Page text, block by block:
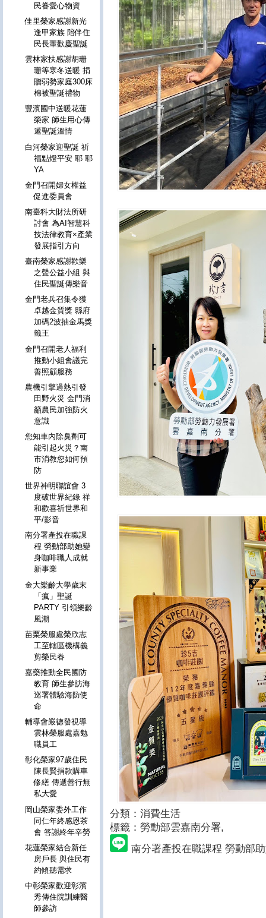
分類：消費生活
標籤：勞動部雲嘉南分署,
南分署產投在職課程 勞動部
民眷愛心物資
佳里榮家感謝新光
逢甲家族 陪伴住
民長輩歡慶聖誕
雲林家扶感謝胡珊
珊等寒冬送暖 捐
贈弱勢家庭300床
棉被聖誕禮物
豐濱國中送暖花蓮
榮家 師生用心傳
遞聖誕溫情
白河榮家迎聖誕 祈
福點燈平安 耶 耶
YA
金門召開婦女權益
促進委員會
南臺科大財法所研
討會 為AI智慧科
技法律教育×產業
發展指引方向
臺南榮家感謝歡樂
之聲公益小組 與
住民聖誕傳樂音
金門老兵召集令獲
卓越金質獎 縣府
加碼2波抽金馬獎
籤王
金門召開老人福利
推動小組會議完
善照顧服務
農機引擎過熱引發
田野火災 金門消
籲農民加強防火
意識
您知車內除臭劑可
能引起火災？南
市消教您如何預
防
世界神明聯誼會 3
度破世界紀錄 祥
和歡喜祈世界和
平/影音
南分署產投在職課
程 勞動部助她變
身咖啡職人成就
新事業
金大樂齡大學歲末
「瘋」聖誕
PARTY 引領樂齡
風潮
苗栗榮服處榮欣志
工至轄區機構義
剪榮民眷
嘉藥推動全民國防
教育 師生參訪海
巡署體驗海防使
命
輔導會嚴德發視導
雲林榮服處嘉勉
職員工
彰化榮家97歲住民
陳長賢捐款購車
修繕 傳遞善行無
私大愛
岡山榮家委外工作
同仁年終感恩茶
會 答謝終年辛勞
花蓮榮家結合新任
房戶長 與住民有
約傾聽需求
中彰榮家歡迎彰濱
秀傳住院訓練醫
師參訪